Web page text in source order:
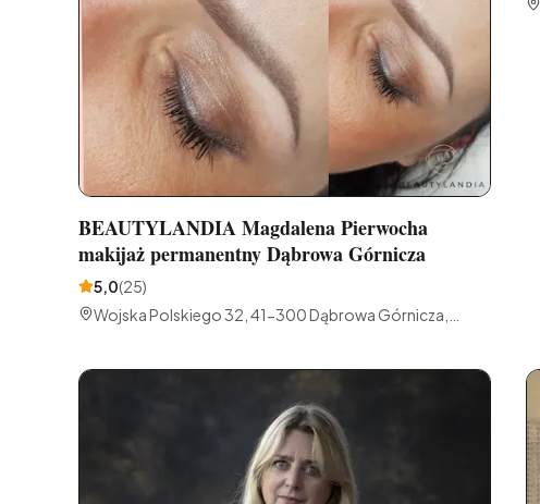
BEAUTYLANDIA Magdalena Pierwocha
makijaż permanentny Dąbrowa Górnicza
5,0(25)
Wojska Polskiego 32, 41-300 Dąbrowa Górnicza,